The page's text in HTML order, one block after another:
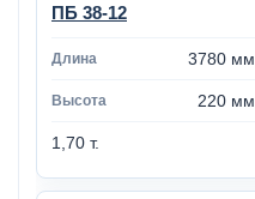
ПБ 38-12
3780 мм.
220 мм.
1,70 т.